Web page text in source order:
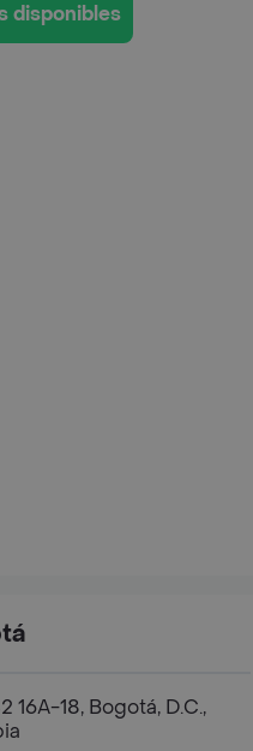
disponibles
16A-18, Bogotá, D.C.,